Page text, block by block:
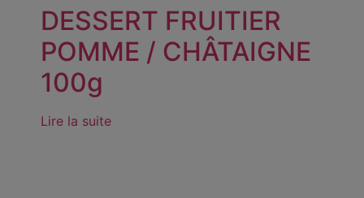
DESSERT FRUITIER
POMME / CHÂTAIGNE
100g
Lire la suite